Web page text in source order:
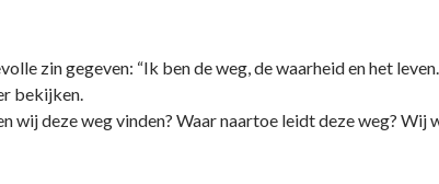
zin gegeven: “Ik ben de weg, de waarheid en het
bekijken.
wij deze weg vinden? Waar naartoe leidt deze weg?